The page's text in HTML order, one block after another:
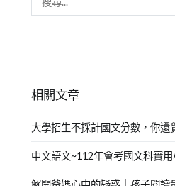
相關文章
大學招生不採計國文分數，你還
中文語文~112年會考國文科實